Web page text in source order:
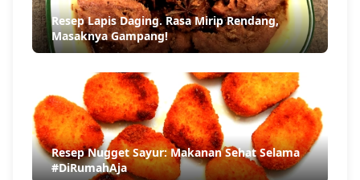
Resep Lapis Daging. Rasa Mirip Rendang,
Masaknya Gampang!
Resep Nugget Sayur: Makanan Sehat Selama
#DiRumahAja